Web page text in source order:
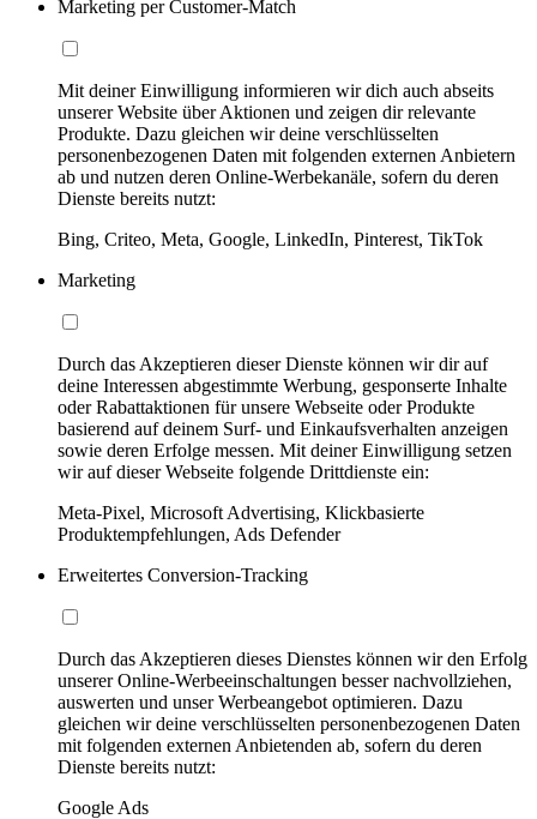
Marketing per Customer-Match
Mit deiner Einwilligung informieren wir dich auch abseits
unserer Website über Aktionen und zeigen dir relevante
Produkte. Dazu gleichen wir deine verschlüsselten
personenbezogenen Daten mit folgenden externen Anbietern
ab und nutzen deren Online-Werbekanäle, sofern du deren
Dienste bereits nutzt:
Bing, Criteo, Meta, Google, LinkedIn, Pinterest, TikTok
Marketing
Durch das Akzeptieren dieser Dienste können wir dir auf
deine Interessen abgestimmte Werbung, gesponserte Inhalte
oder Rabattaktionen für unsere Webseite oder Produkte
basierend auf deinem Surf- und Einkaufsverhalten anzeigen
sowie deren Erfolge messen. Mit deiner Einwilligung setzen
wir auf dieser Webseite folgende Drittdienste ein:
Meta-Pixel, Microsoft Advertising, Klickbasierte
Produktempfehlungen, Ads Defender
Erweitertes Conversion-Tracking
Durch das Akzeptieren dieses Dienstes können wir den Erfolg
unserer Online-Werbeeinschaltungen besser nachvollziehen,
auswerten und unser Werbeangebot optimieren. Dazu
gleichen wir deine verschlüsselten personenbezogenen Daten
mit folgenden externen Anbietenden ab, sofern du deren
Dienste bereits nutzt:
Google Ads